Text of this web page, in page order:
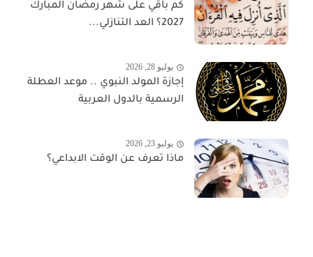
كم باقي على شهر رمضان المبارك
2027؟ العد التنازلي...
يوليو 28, 2026
إجازة المولد النبوي .. موعد العطلة
الرسمية بالدول العربية
يوليو 23, 2026
ماذا تعرف عن الوقت الابداعي؟